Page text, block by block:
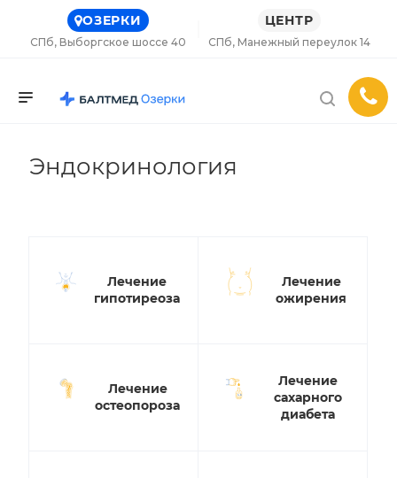
ОЗЕРКИ
СПб, Выборгское шоссе 40
ЦЕНТР
СПб, Манежный переулок 14
Эндокринология
Лечение
гипотиреоза
Лечение
ожирения
Лечение
остеопороза
Лечение
сахарного
диабета